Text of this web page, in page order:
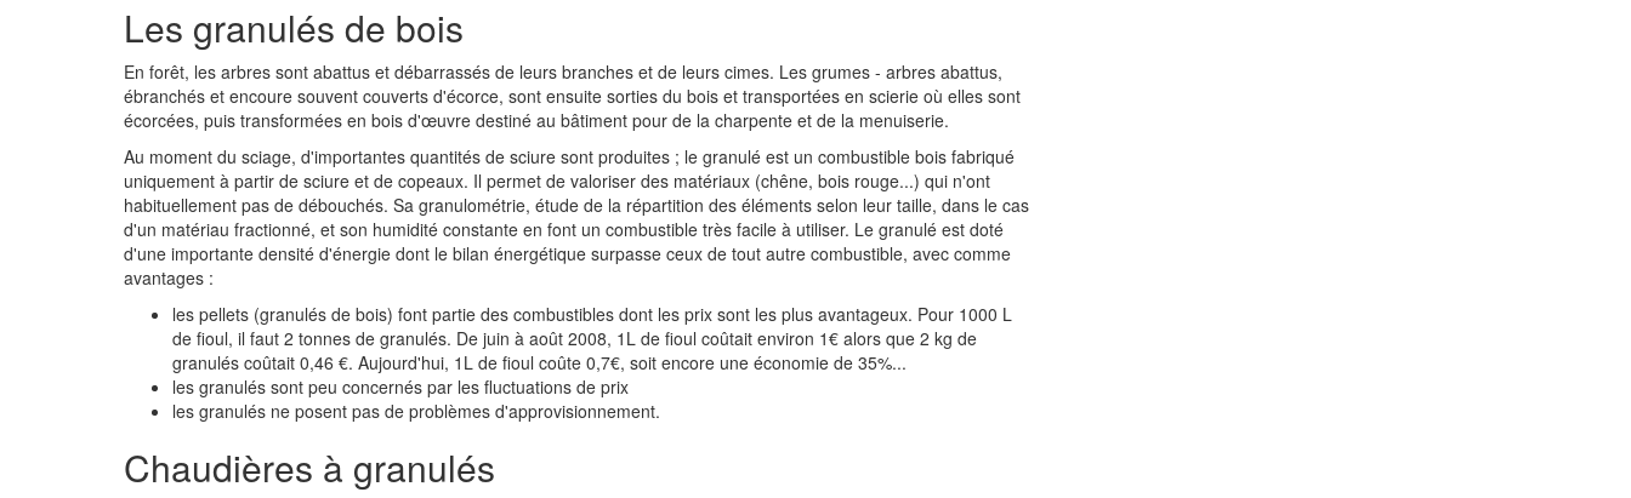
Les granulés de bois
En forêt, les arbres sont abattus et débarrassés de leurs branches et de leurs cimes. Les grumes - arbres abattus,
ébranchés et encoure souvent couverts d'écorce, sont ensuite sorties du bois et transportées en scierie où elles sont
écorcées, puis transformées en bois d'œuvre destiné au bâtiment pour de la charpente et de la menuiserie.
Au moment du sciage, d'importantes quantités de sciure sont produites ; le granulé est un combustible bois fabriqué
uniquement à partir de sciure et de copeaux. Il permet de valoriser des matériaux (chêne, bois rouge...) qui n'ont
habituellement pas de débouchés. Sa granulométrie, étude de la répartition des éléments selon leur taille, dans le cas
d'un matériau fractionné, et son humidité constante en font un combustible très facile à utiliser. Le granulé est doté
d'une importante densité d'énergie dont le bilan énergétique surpasse ceux de tout autre combustible, avec comme
avantages :
les pellets (granulés de bois) font partie des combustibles dont les prix sont les plus avantageux. Pour 1000 L
de fioul, il faut 2 tonnes de granulés. De juin à août 2008, 1L de fioul coûtait environ 1€ alors que 2 kg de
granulés coûtait 0,46 €. Aujourd'hui, 1L de fioul coûte 0,7€, soit encore une économie de 35%...
les granulés sont peu concernés par les fluctuations de prix
les granulés ne posent pas de problèmes d'approvisionnement.
Chaudières à granulés